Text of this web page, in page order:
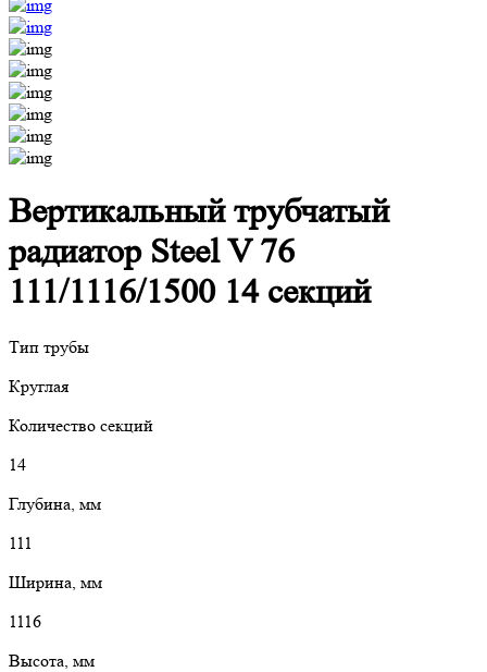
Вертикальный трубчатый
радиатор Steel V 76
111/1116/1500 14 секций
Тип трубы
Круглая
Количество секций
14
Глубина, мм
111
Ширина, мм
1116
Высота, мм